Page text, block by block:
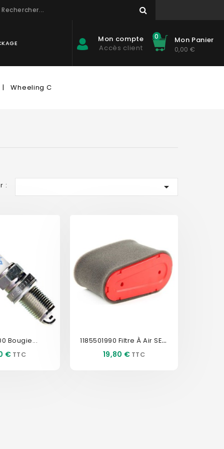
Mon compte
Accès client
Mon Panier
0
0,00 €
Wheeling C
: 
Bougie...
€
1185501990 Filtre À Air SENTAR
Prix
19,80 €